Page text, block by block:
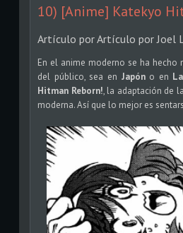
10) [Anime] Katekyo
Artículo por Artículo por Joel
En el anime moderno se ha hecho
del público, sea en Japón o en
Hitman Reborn!, la adaptación de
moderna. Así que lo mejor es